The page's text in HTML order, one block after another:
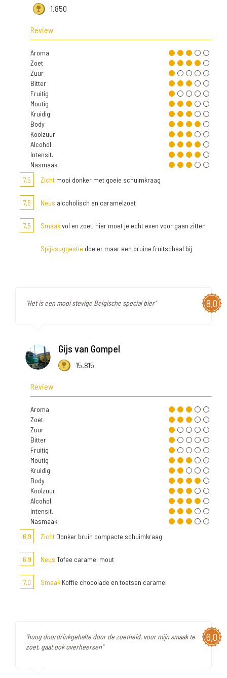
1.850
Review
Aroma
Zoet
Zuur
Bitter
Fruitig
Moutig
Kruidig
Body
Koolzuur
Alcohol
Intensit.
Nasmaak
7,5
Zicht mooi donker met goeie schuimkraag
7,5 Neus alcoholisch en caramelzoet
7,5 Smaakvol en zoet, hier moet je echt even voor gaan zitten
Spijssuggestie doe er maar een bruine fruitschaal bij
8,0
"Het is een mooi stevige Belgische special bier"
Gijs van Gompel
15.815
Review
Aroma
Zoet
Zuur
Bitter
Fruitig
Moutig
Kruidig
Body
Koolzuur
Alcohol
Intensit.
Nasmaak
6,9
Zicht Donker bruin compacte schuimkraag
6,9 Neus Tofee caramel mout
7,0 Smaak Koffie chocolade en toetsen caramel
6,0
"hoog doordrinkgehalte door de zoetheid. voor mijn smaak te
zoet, gaat ook overheersen"